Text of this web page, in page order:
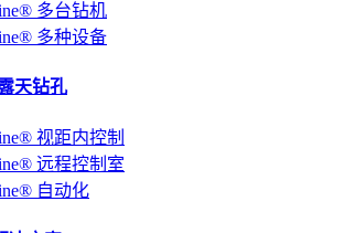
多台钻机
多种设备
天钻孔
视距内控制
远程控制室
自动化